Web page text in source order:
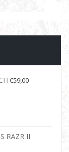
€59,00–
RAZR II